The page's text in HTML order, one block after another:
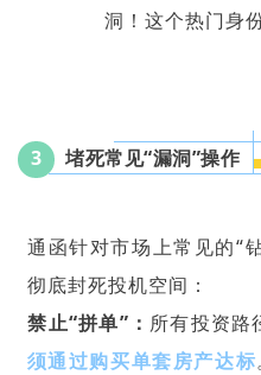
3 堵死常见“漏洞”操作‌
通函针对市场上常见的“
彻底封死投机空间：
‌禁止“拼单”‌： 所有投资路
须通过购买‌单套房产‌达标